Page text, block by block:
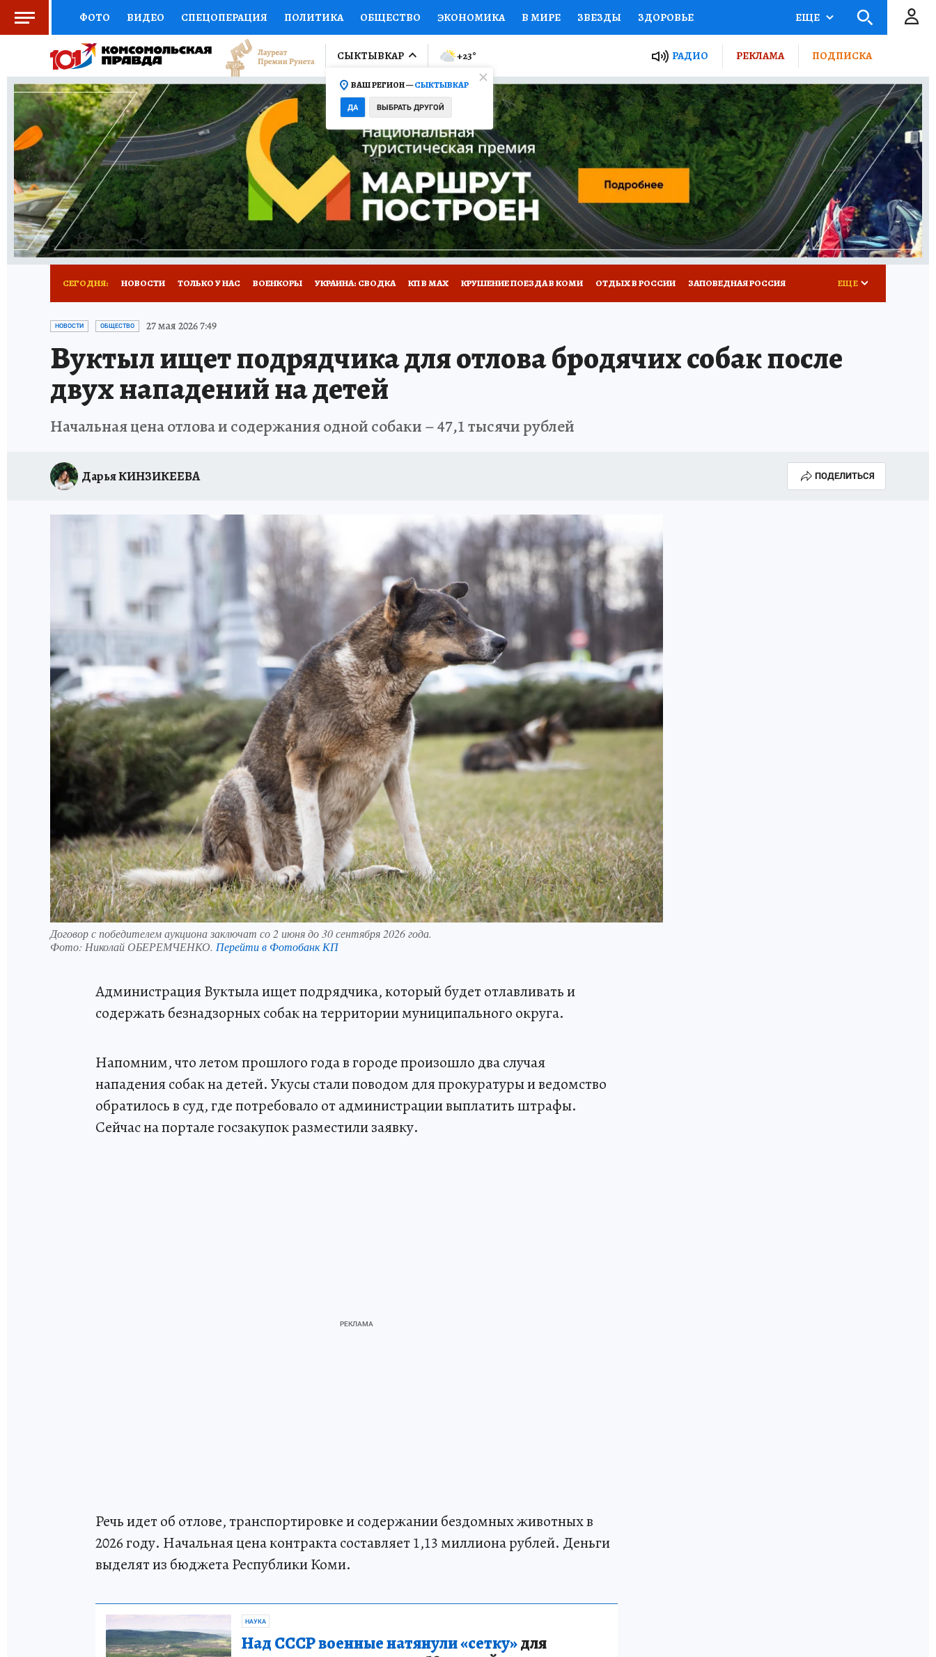
ФОТО ВИДЕО СПЕЦОПЕРАЦИЯ ПОЛИТИКА ОБЩЕСТВО ЭКОНОМИКА В МИРЕ ЗВЕЗДЫ ЗДОРОВЬЕ
СОЦПОДДЕРЖКА НАУКА СПОРТ КОЛУМНИСТЫ ПРОИСШЕСТВИЯ НАЦИОНАЛЬНЫЕ ПРОЕКТЫ РОССИИ
ВЫБОР ЭКСПЕРТОВ ДОКТОР ФИНАНСЫ ОТКРЫВАЕМ МИР Я ЗНАЮ СЕМЬЯ ЖЕНСКИЕ СЕКРЕТЫ ПУТЕВОДИТЕЛЬ
КНИЖНАЯ ПОЛКА ПРОГНОЗЫ НА СПОРТ ПРОМОКОДЫ СЕРИАЛЫ СПЕЦПРОЕКТЫ ДЕФИЦИТ ЖЕЛЕЗА ТУРИЗМ
ПРЕСС-ЦЕНТР НЕДВИЖИМОСТЬ ТЕЛЕВИЗОР КОЛЛЕКЦИИ КОНКУРСЫ РАБОТА У НАС ГИД ПОТРЕБИТЕЛЯ ВСЕ О КП
РАДИО КП РЕКЛАМА ТЕСТЫ НОВОЕ НА САЙТЕ
ЕЩЕ
СЫКТЫВКАР
ВАШ РЕГИОН —СЫКТЫВКАР
ДА ВЫБРАТЬ ДРУГОЙ
+23° РАДИО РЕКЛАМА ПОДПИСКА
СЕГОДНЯ: НОВОСТИ ТОЛЬКО У НАС ВОЕНКОРЫ УКРАИНА: СВОДКА КП В МАХ КРУШЕНИЕ ПОЕЗДА В КОМИ ОТДЫХ В РОССИИ ЗАПОВЕДНАЯ РОССИЯ
ПРОИСШЕСТВИЯ АФИША
ЕЩЕ
НОВОСТИ ОБЩЕСТВО 27 мая 2026 7:49
Вуктыл ищет подрядчика для отлова бродячих собак после
двух нападений на детей
Начальная цена отлова и содержания одной собаки – 47,1 тысячи рублей
Дарья КИНЗИКЕЕВА ПОДЕЛИТЬСЯ
Договор с победителем аукциона заключат со 2 июня до 30 сентября 2026 года.
Фото: Николай ОБЕРЕМЧЕНКО. Перейти в Фотобанк КП
Администрация Вуктыла ищет подрядчика, который будет отлавливать и
содержать безнадзорных собак на территории муниципального округа.
Напомним, что летом прошлого года в городе произошло два случая
нападения собак на детей. Укусы стали поводом для прокуратуры и ведомство
обратилось в суд, где потребовало от администрации выплатить штрафы.
Сейчас на портале госзакупок разместили заявку.
Речь идет об отлове, транспортировке и содержании бездомных животных в
2026 году. Начальная цена контракта составляет 1,13 миллиона рублей. Деньги
выделят из бюджета Республики Коми.
НАУКА
Над СССР военные натянули «сетку»для